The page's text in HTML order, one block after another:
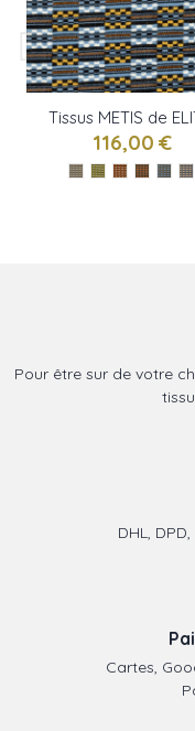
Tissus METIS de
116,00 €
Pour être sur de votre
DHL,
Cartes,